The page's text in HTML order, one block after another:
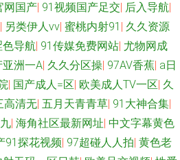
网国产| 91视频国产足交| 后入导航|
| 另类伊人vv| 蜜桃内射91 | 久久资源
色导航| 91传媒免费网站| 尤物网成
亚洲一A| 久久分区操| 97AV香蕉| a日
| 国产成人=区| 欧美成人TV一区| 久
高清无| 五月天青青草| 91大神合集|
| 海角社区最新网址| 中文字幕黄色
91探花视频| 97超碰人人拍| 黄色老